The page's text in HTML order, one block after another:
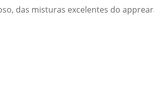
das misturas excelentes do